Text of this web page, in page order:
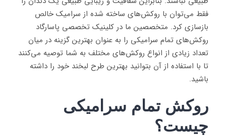
فقط می‌توان با روکش‌های ساخته شده از سرامیک خالص
بازسازی کرد. متخصصین ما در کلینیک تخصصی پاسارگاد
روکش‌های تمام سرامیکی را به عنوان بهترین گزینه در میان
تعداد زیادی از انواع روکش‌های مختلف به شما توصیه می‌کنند
تا با استفاده از آن بتوانید بهترین طرح لبخند خود را داشته
باشید.
روکش تمام سرامیکی
چیست؟